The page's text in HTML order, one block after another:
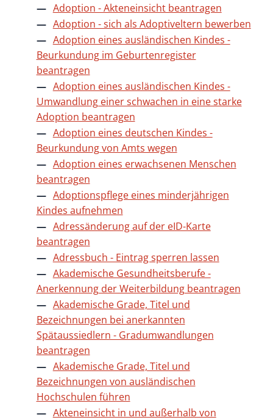
Adoption - Akteneinsicht beantragen
Adoption - sich als Adoptiveltern bewerben
Adoption eines ausländischen Kindes -
Beurkundung im Geburtenregister
beantragen
Adoption eines ausländischen Kindes -
Umwandlung einer schwachen in eine starke
Adoption beantragen
Adoption eines deutschen Kindes -
Beurkundung von Amts wegen
Adoption eines erwachsenen Menschen
beantragen
Adoptionspflege eines minderjährigen
Kindes aufnehmen
Adressänderung auf der eID-Karte
beantragen
Adressbuch - Eintrag sperren lassen
Akademische Gesundheitsberufe -
Anerkennung der Weiterbildung beantragen
Akademische Grade, Titel und
Bezeichnungen bei anerkannten
Spätaussiedlern - Gradumwandlungen
beantragen
Akademische Grade, Titel und
Bezeichnungen von ausländischen
Hochschulen führen
Akteneinsicht in und außerhalb von